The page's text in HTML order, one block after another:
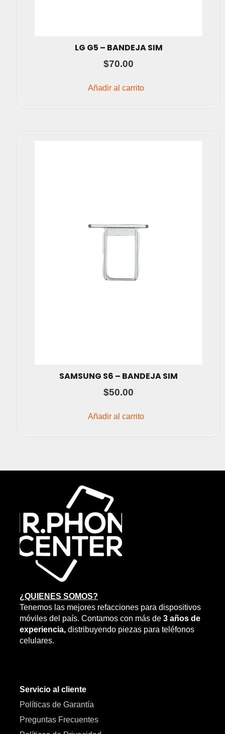
LG G5 – BANDEJA SIM
$70.00
Añadir al carrito
SAMSUNG S6 – BANDEJA SIM
$50.00
Añadir al carrito
¿QUIENES SOMOS?
Tenemos las mejores refacciones para dispositivos
móviles del país. Contamos con más de 3 años de
experiencia, distribuyendo piezas para teléfonos
celulares.
Servicio al cliente
Políticas de Garantía
Preguntas Frecuentes